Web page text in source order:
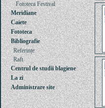
Fototeca Festival
Meridiane
Caiete
Fototeca
Bibliografie
Referințe
Raft
Centrul de studii blagiene
La zi
Administrare site